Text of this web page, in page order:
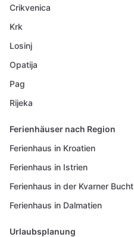
Crikvenica
Krk
Losinj
Opatija
Pag
Rijeka
Ferienhäuser nach Region
Ferienhaus in Kroatien
Ferienhaus in Istrien
Ferienhaus in der Kvarner Bucht
Ferienhaus in Dalmatien
Urlaubsplanung